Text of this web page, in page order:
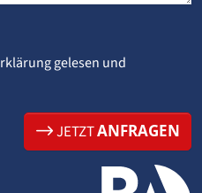
gelesen und
JETZTANFRAGEN